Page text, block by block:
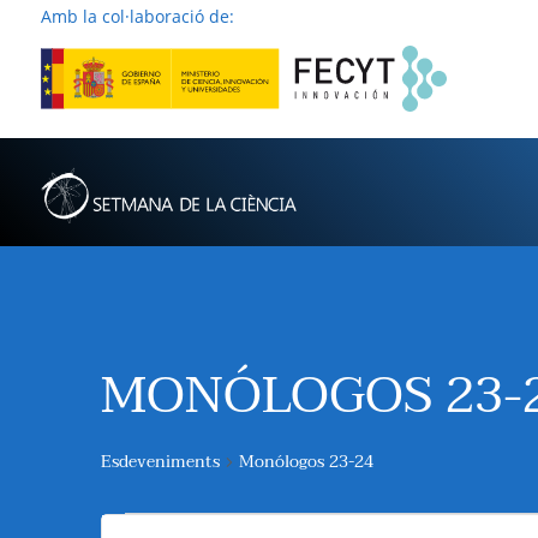
Amb la col·laboració de:
MONÓLOGOS
Esdeveniments Monólogos 23-24